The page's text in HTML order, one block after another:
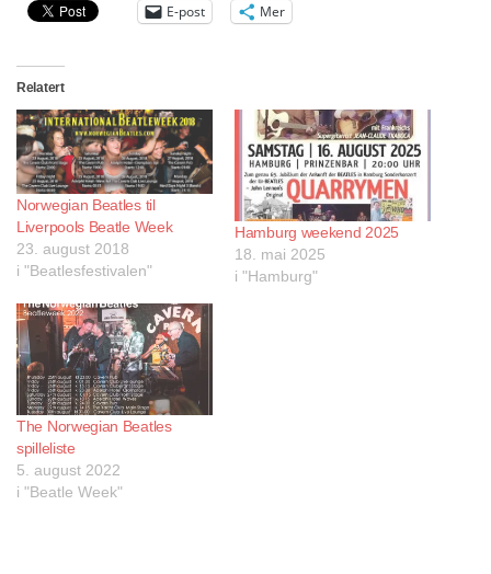
E-post Mer
Relatert
Norwegian Beatles til
Liverpools Beatle Week
23. august 2018
i "Beatlesfestivalen"
Hamburg weekend 2025
18. mai 2025
i "Hamburg"
The Norwegian Beatles
spilleliste
5. august 2022
i "Beatle Week"